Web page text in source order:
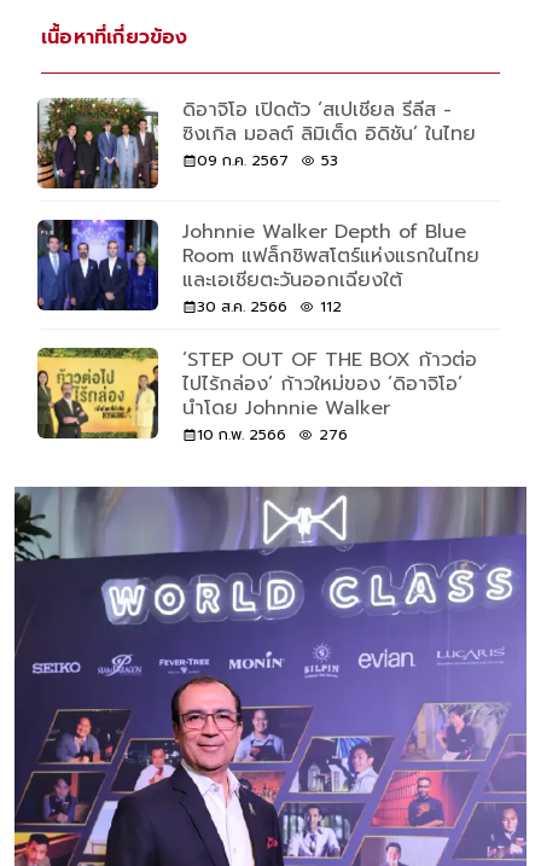
เนื้อหาที่เกี่ยวข้อง
ดิอาจิโอ เปิดตัว ‘สเปเชียล รีลีส -
ซิงเกิล มอลต์ ลิมิเต็ด อิดิชัน’ ในไทย
09 ก.ค. 2567 53
Johnnie Walker Depth of Blue
Room แฟล็กชิพสโตร์แห่งแรกในไทย
และเอเชียตะวันออกเฉียงใต้
30 ส.ค. 2566 112
‘STEP OUT OF THE BOX ก้าวต่อ
ไปไร้กล่อง’ ก้าวใหม่ของ ‘ดิอาจิโอ’
นำโดย Johnnie Walker
10 ก.พ. 2566 276